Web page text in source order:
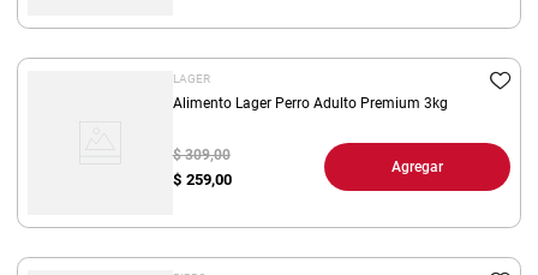
LAGER
Alimento Lager Perro Adulto Premium 3kg
$ 259,00
$ 309,00
Agregar